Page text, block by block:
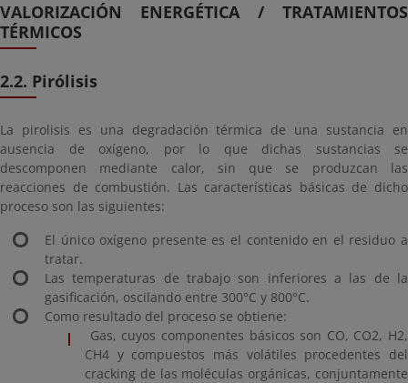
VALORIZACIÓN ENERGÉTICA / TRATAMIENTOS
TÉRMICOS
2.2. Pirólisis
La pirolisis es una degradación térmica de una sustancia en
ausencia de oxígeno, por lo que dichas sustancias se
descomponen mediante calor, sin que se produzcan las
reacciones de combustión. Las características básicas de dicho
proceso son las siguientes:
El único oxígeno presente es el contenido en el residuo a
tratar.
Las temperaturas de trabajo son inferiores a las de la
gasificación, oscilando entre 300°C y 800°C.
Como resultado del proceso se obtiene:
Gas, cuyos componentes básicos son CO, CO2, H2,
CH4 y compuestos más volátiles procedentes del
cracking de las moléculas orgánicas, conjuntamente